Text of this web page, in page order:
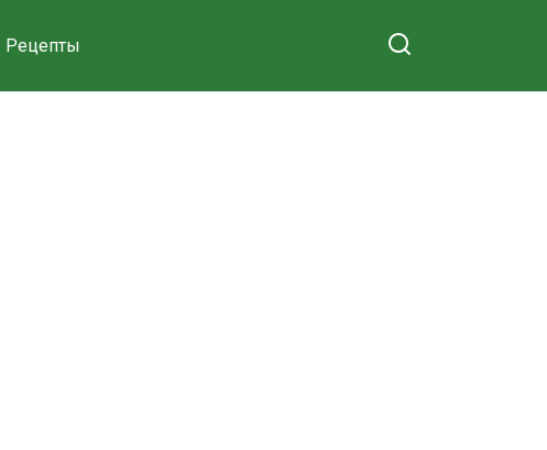
Рецепты